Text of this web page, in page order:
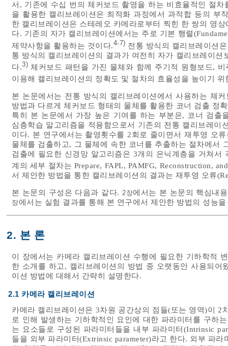
서, 기존에 수십 번의 체커보드 촬영을 하는 비효율적인 절
을 활용한 캘리브레이션은 최적화 과정에서 과적합 등의 부
한 캘리브레이션은 스테레오 카메라로부터 찍힌 한 쌍의 영
다. 기존의 자가 캘리브레이션에서는 주로 기본 행렬
제약사항을 활용하는 것이다.4-7) 전통 방식의 캘리브레이션
통 방식의 캘리브레이션의 결과가 여전히 자가 캘리브레이
다.3) 체커보드 패턴을 가진 물체와 함께 주기적 원형보드,
이용해 캘리브레이션의 정확도 및 절차의 효율성을 높이기
본 논문에서는 전통 방식의 캘리브레이션에서 사용하는 체
방법과 다르게 체커보드 형태의 물체를 활용한 코너 검출 정
특히 본 논문에서 가장 높은 기여를 하는 부분은, 코너 검출
심층학습 알고리즘을 적용함으로서 기존의 전통 캘리브레
이다. 본 연구에서는 촬영횟수를 2회로 줄이면서 재투영 오
물체를 검출하고, 그 물체에 속한 코너를 추출하는 절차에서
검출에 필요한 신경망 알고리즘은 3개의 은닉계층을 거쳐
계의 세부 절차는 Prepare, FAPL, PAMFG, Reconstruction,
서 제안한 방법을 통한 캘리브레이션의 결과는 재투영 오류
본 논문의 구성은 다음과 같다. 2장에서는 본 논문의 핵심내
장에서는 실험 결과를 통해 본 연구에서 제안한 방법의 성능
2. 본 론
이 장에서는 카메라 캘리브레이션 수행에 필요한 기하학적
한 소개를 하고, 캘리브레이션의 방법 중 오랫동안 사용되
이션 방법에 대해서 간략히 설명한다.
2.1 카메라 캘리브레이션
카메라 캘리브레이션은 3차원 공간상의 점들(또는 영역)이
로 인해 발생하는 기하학적인 요인에 대한 파라미터를 구하
는 요소들로 구성된 파라미터들을 내부 파라미터(Intrinsic
들을 외부 파라미터(Extrinsic parameter)라고 한다. 외부 파